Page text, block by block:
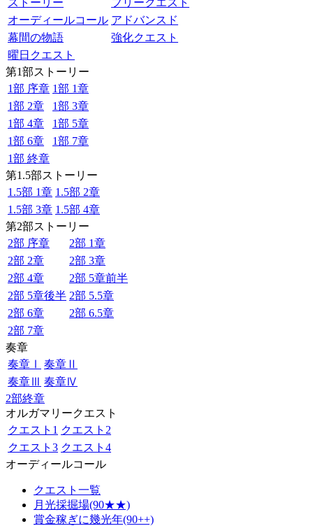
ストーリー
フリークエスト
オーディールコール アドバンスド
幕間の物語
強化クエスト
曜日クエスト
第1部ストーリー
1部 序章 1部 1章
1部 2章
1部 3章
1部 4章
1部 5章
1部 6章
1部 7章
1部 終章
第1.5部ストーリー
1.5部 1章 1.5部 2章
1.5部 3章 1.5部 4章
第2部ストーリー
2部 序章
2部 1章
2部 2章
2部 3章
2部 4章
2部 5章前半
2部 5章後半 2部 5.5章
2部 6章
2部 6.5章
2部 7章
奏章
奏章Ⅰ
奏章Ⅱ
奏章Ⅲ 奏章Ⅳ
2部終章
オルガマリークエスト
クエスト1 クエスト2
クエスト3 クエスト4
オーディールコール
クエスト一覧
月光採掘場(90★★)
賞金稼ぎに幾光年(90++)